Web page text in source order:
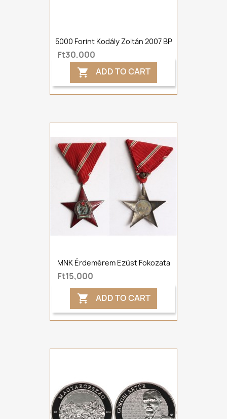
5000 Forint Kodály Zoltán 2007 BP
Ft30,000
 ADD TO CART
MNK Érdemérem Ezüst Fokozata
Ft15,000
 ADD TO CART